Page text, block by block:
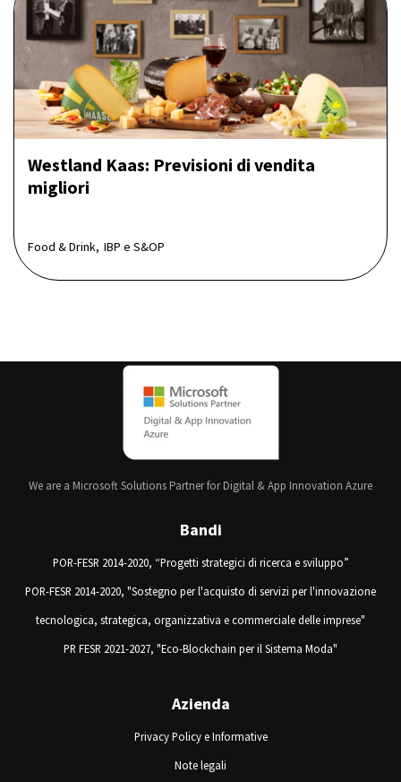
Westland Kaas: Previsioni di vendita
migliori
Food & Drink, IBP e S&OP
We are a Microsoft Solutions Partner for Digital & App Innovation Azure
Bandi
POR-FESR 2014-2020, “Progetti strategici di ricerca e sviluppo”
POR-FESR 2014-2020, "Sostegno per l'acquisto di servizi per l'innovazione
tecnologica, strategica, organizzativa e commerciale delle imprese"
PR FESR 2021-2027, "Eco-Blockchain per il Sistema Moda"
Azienda
Privacy Policy e Informative
Note legali